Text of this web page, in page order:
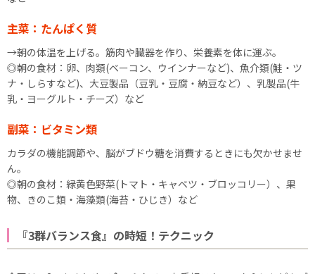
主菜：たんぱく質
→朝の体温を上げる。筋肉や臓器を作り、栄養素を体に運ぶ。
◎朝の食材：卵、肉類(ベーコン、ウインナーなど)、魚介類(鮭・ツ
ナ・しらすなど)、大豆製品（豆乳・豆腐・納豆など）、乳製品(牛
乳・ヨーグルト・チーズ）など
副菜：ビタミン類
カラダの機能調節や、脳がブドウ糖を消費するときにも欠かせませ
ん。
◎朝の食材：緑黄色野菜(トマト・キャベツ・ブロッコリー）、果
物、きのこ類・海藻類(海苔・ひじき）など
『3群バランス食』の時短！テクニック